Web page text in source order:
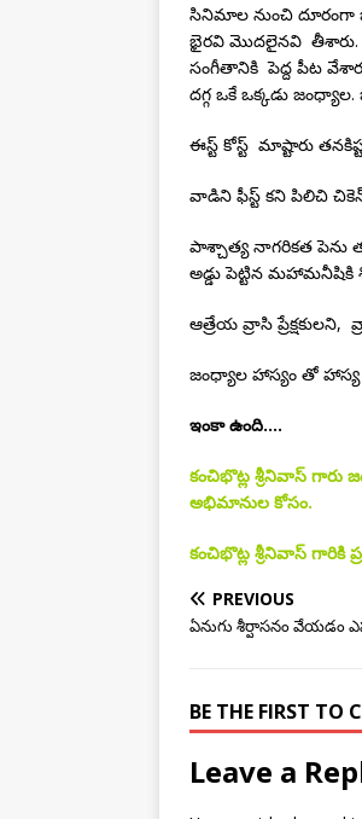
సినిమాల నుంచి దూరంగా
భైరవి మొదలైనవి
సంగీతానికి పెద్ద పీట
దగ్గ ఒకే ఒక్కడు
ఈస్ట్ కోస్ట్ మాష్టారు
వాడిని ఫీస్ట్ కని పిలిచి
పాశ్చాత్య నాగరికత పెను
అడ్డు పెట్టిన
ఆత్రేయ వ్రాసి
జంధ్యాల హాస్యం తో హాస్య
ఇంకా ఉంది….
కంచిభొట్ల శ్రీనివాస్ గారు
అభిమానుల కోసం.
కంచిభొట్ల శ్రీనివాస్ గారికి
PREVIOUS
ఏనుగు శీర్షాసనం
BE THE FIRST TO
Leave a